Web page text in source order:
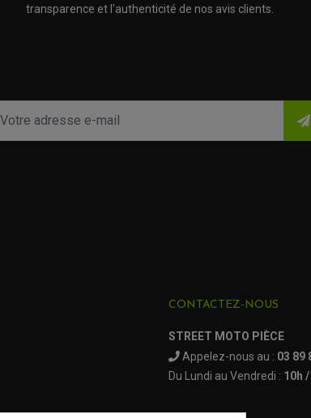
transparence et l'authenticité de nos avis clients.
CONTACTEZ-NOUS
STREET MOTO PIÈCE
Appelez-nous au : 03 89
Du Lundi au Vendredi : 10h